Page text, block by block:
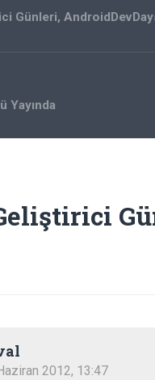
Günleri,
Yayında
2012, 13:47